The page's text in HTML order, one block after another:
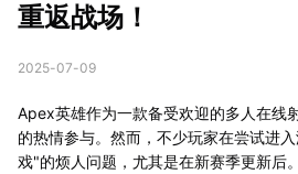
重返战场！
2025-07-09
Apex英雄作为一款备受欢迎的多人在线
的热情参与。然而，不少玩家在尝试进
戏"的烦人问题，尤其是在新赛季更新后